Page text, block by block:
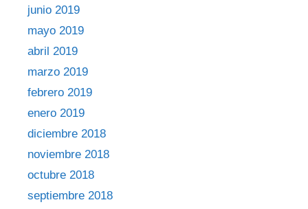
junio 2019
mayo 2019
abril 2019
marzo 2019
febrero 2019
enero 2019
diciembre 2018
noviembre 2018
octubre 2018
septiembre 2018